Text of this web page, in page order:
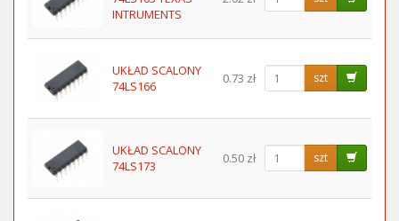
INTRUMENTS
UKŁAD SCALONY
74LS166
0.73 zł szt
UKŁAD SCALONY
74LS173
0.50 zł szt